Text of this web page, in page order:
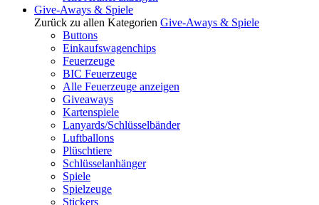
Give-Aways & Spiele
Zurück zu allen Kategorien Give-Aways & Spiele
Buttons
Einkaufswagenchips
Feuerzeuge
BIC Feuerzeuge
Alle Feuerzeuge anzeigen
Giveaways
Kartenspiele
Lanyards/Schlüsselbänder
Luftballons
Plüschtiere
Schlüsselanhänger
Spiele
Spielzeuge
Stickers